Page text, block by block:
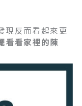
現反而看起來更
看看家裡的陳